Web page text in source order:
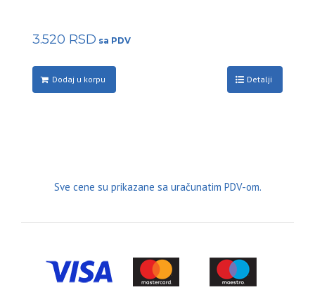
3.520 RSD
Dodaj u korpu Detalji